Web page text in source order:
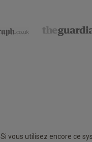
Si vous utilisez encore ce